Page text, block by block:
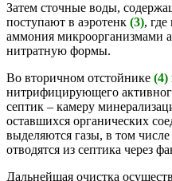
Затем сточные воды,
поступают в аэротенк (3),
аммония микроорганизмами
нитратную формы.
Во вторичном отстойнике (4)
нитрифицирующего
септик – камеру
оставшихся органических
выделяются газы, в том
отводятся из септика через
Дальнейшая очистка